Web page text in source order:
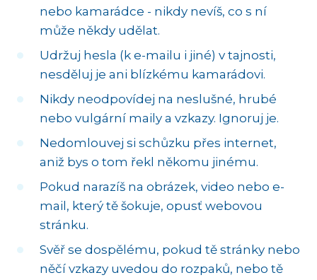
nebo kamarádce - nikdy nevíš, co s ní
může někdy udělat.
Udržuj hesla (k e-mailu i jiné) v tajnosti,
nesděluj je ani blízkému kamarádovi.
Nikdy neodpovídej na neslušné, hrubé
nebo vulgární maily a vzkazy. Ignoruj je.
Nedomlouvej si schůzku přes internet,
aniž bys o tom řekl někomu jinému.
Pokud narazíš na obrázek, video nebo e-
mail, který tě šokuje, opusť webovou
stránku.
Svěř se dospělému, pokud tě stránky nebo
něčí vzkazy uvedou do rozpaků, nebo tě